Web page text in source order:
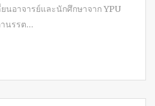
ยนอาจารย์และนักศึกษาจาก YPU
านรรต…